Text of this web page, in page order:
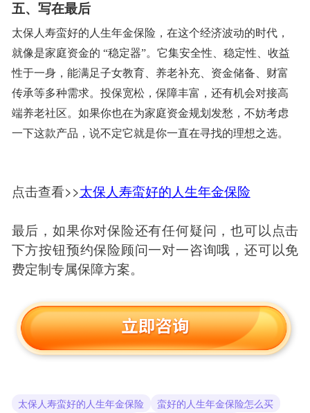
五、写在最后
太保人寿蛮好的人生年金保险，在这个经济波动的时代，
就像是家庭资金的 “稳定器”。它集安全性、稳定性、收益
性于一身，能满足子女教育、养老补充、资金储备、财富
传承等多种需求。投保宽松，保障丰富，还有机会对接高
端养老社区。如果你也在为家庭资金规划发愁，不妨考虑
一下这款产品，说不定它就是你一直在寻找的理想之选。
点击查看>>太保人寿蛮好的人生年金保险
最后，如果你对保险还有任何疑问，也可以点击
下方按钮预约保险顾问一对一咨询哦，还可以免
费定制专属保障方案。
太保人寿蛮好的人生年金保险
蛮好的人生年金保险怎么买